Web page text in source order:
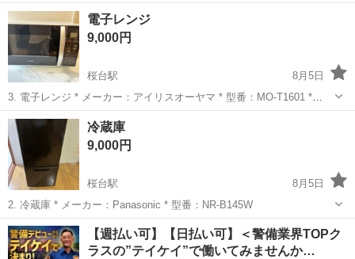
東京 練馬区 光が丘駅
電子レンジ
9,000円
桜台駅
8月5日
3. 電子レンジ * メーカー：アイリスオーヤマ * 型番：MO-T1601 *
2018年製
東京 練馬区 桜台駅
冷蔵庫
9,000円
桜台駅
8月5日
2. 冷蔵庫 * メーカー：Panasonic * 型番：NR-B145W
東京 練馬区 桜台駅 キッチン家電 Panasonic
【週払い可】【日払い可】＜警備業界TOPク
ラスの”テイケイ”で働いてみませんか…